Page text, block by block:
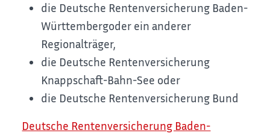
die Deutsche Rentenversicherung Baden-
Württembergoder ein anderer
Regionalträger,
die Deutsche Rentenversicherung
Knappschaft-Bahn-See oder
die Deutsche Rentenversicherung Bund
Deutsche Rentenversicherung Baden-